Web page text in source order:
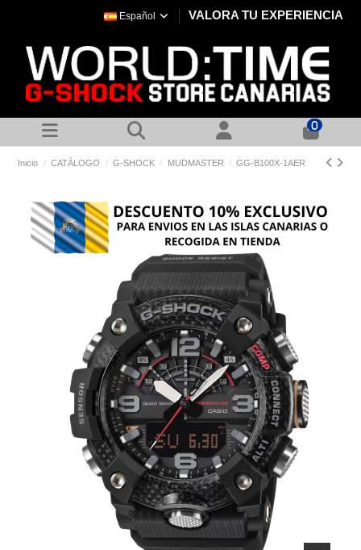
Español VALORA TU EXPERIENCIA
0
Inicio CATÁLOGO G-SHOCK MUDMASTER GG-B100X-1AER